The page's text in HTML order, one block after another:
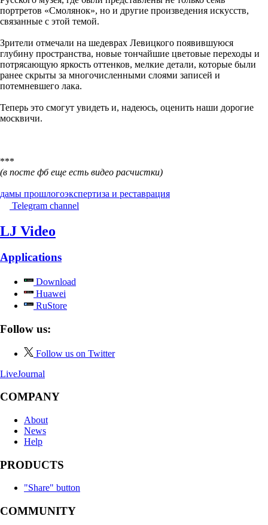
портретов «Смолянок», но и другие произведения искусств,
связанные с этой темой.
Зрители отмечали на шедеврах Левицкого появившуюся
глубину пространства, новые тончайшие цветовые переходы и
потрясающую яркость оттенков, мелкие детали, которые были
ранее скрыты за многочисленными слоями записей и
потемневшего лака.
Теперь это смогут увидеть и, надеюсь, оценить наши дорогие
москвичи.
***
(в посте фб еще есть видео расчистки)
дамы прошлогоэкспертиза и реставрация
Telegram channel
LJ Video
Applications
Download
Huawei
RuStore
Follow us:
Follow us on Twitter
LiveJournal
COMPANY
About
News
Help
PRODUCTS
"Share" button
COMMUNITY